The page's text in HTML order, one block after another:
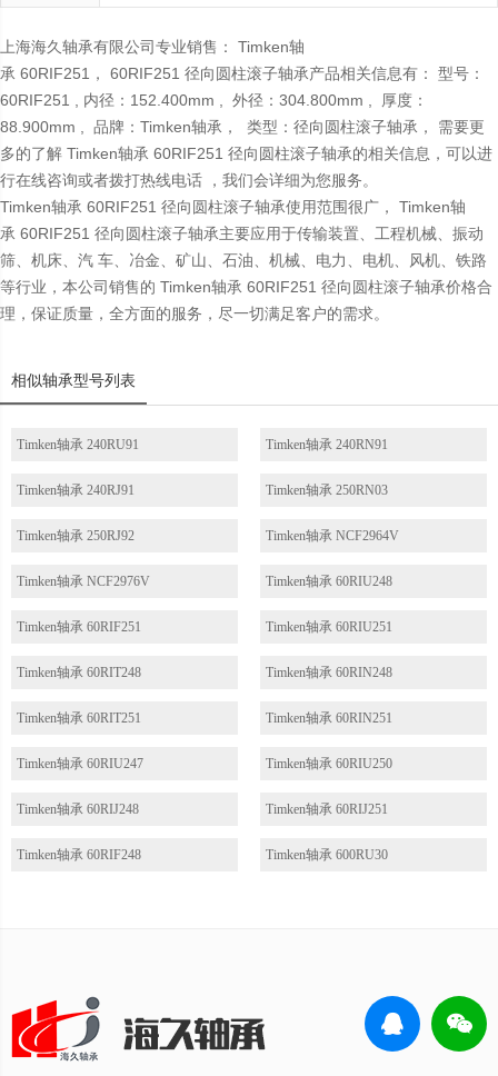
上海海久轴承有限公司专业销售： Timken轴
承 60RIF251， 60RIF251 径向圆柱滚子轴承产品相关信息有： 型号：
60RIF251 , 内径：152.400mm , 外径：304.800mm , 厚度：
88.900mm , 品牌：Timken轴承， 类型：径向圆柱滚子轴承， 需要更
多的了解 Timken轴承 60RIF251 径向圆柱滚子轴承的相关信息，可以进
行在线咨询或者拨打热线电话 ，我们会详细为您服务。
Timken轴承 60RIF251 径向圆柱滚子轴承使用范围很广， Timken轴
承 60RIF251 径向圆柱滚子轴承主要应用于传输装置、工程机械、振动
筛、机床、汽 车、冶金、矿山、石油、机械、电力、电机、风机、铁路
等行业，本公司销售的 Timken轴承 60RIF251 径向圆柱滚子轴承价格合
理，保证质量，全方面的服务，尽一切满足客户的需求。
相似轴承型号列表
Timken轴承 240RU91 Timken轴承 240RN91
Timken轴承 240RJ91 Timken轴承 250RN03
Timken轴承 250RJ92 Timken轴承 NCF2964V
Timken轴承 NCF2976V Timken轴承 60RIU248
Timken轴承 60RIF251 Timken轴承 60RIU251
Timken轴承 60RIT248 Timken轴承 60RIN248
Timken轴承 60RIT251 Timken轴承 60RIN251
Timken轴承 60RIU247 Timken轴承 60RIU250
Timken轴承 60RIJ248 Timken轴承 60RIJ251
Timken轴承 60RIF248 Timken轴承 600RU30